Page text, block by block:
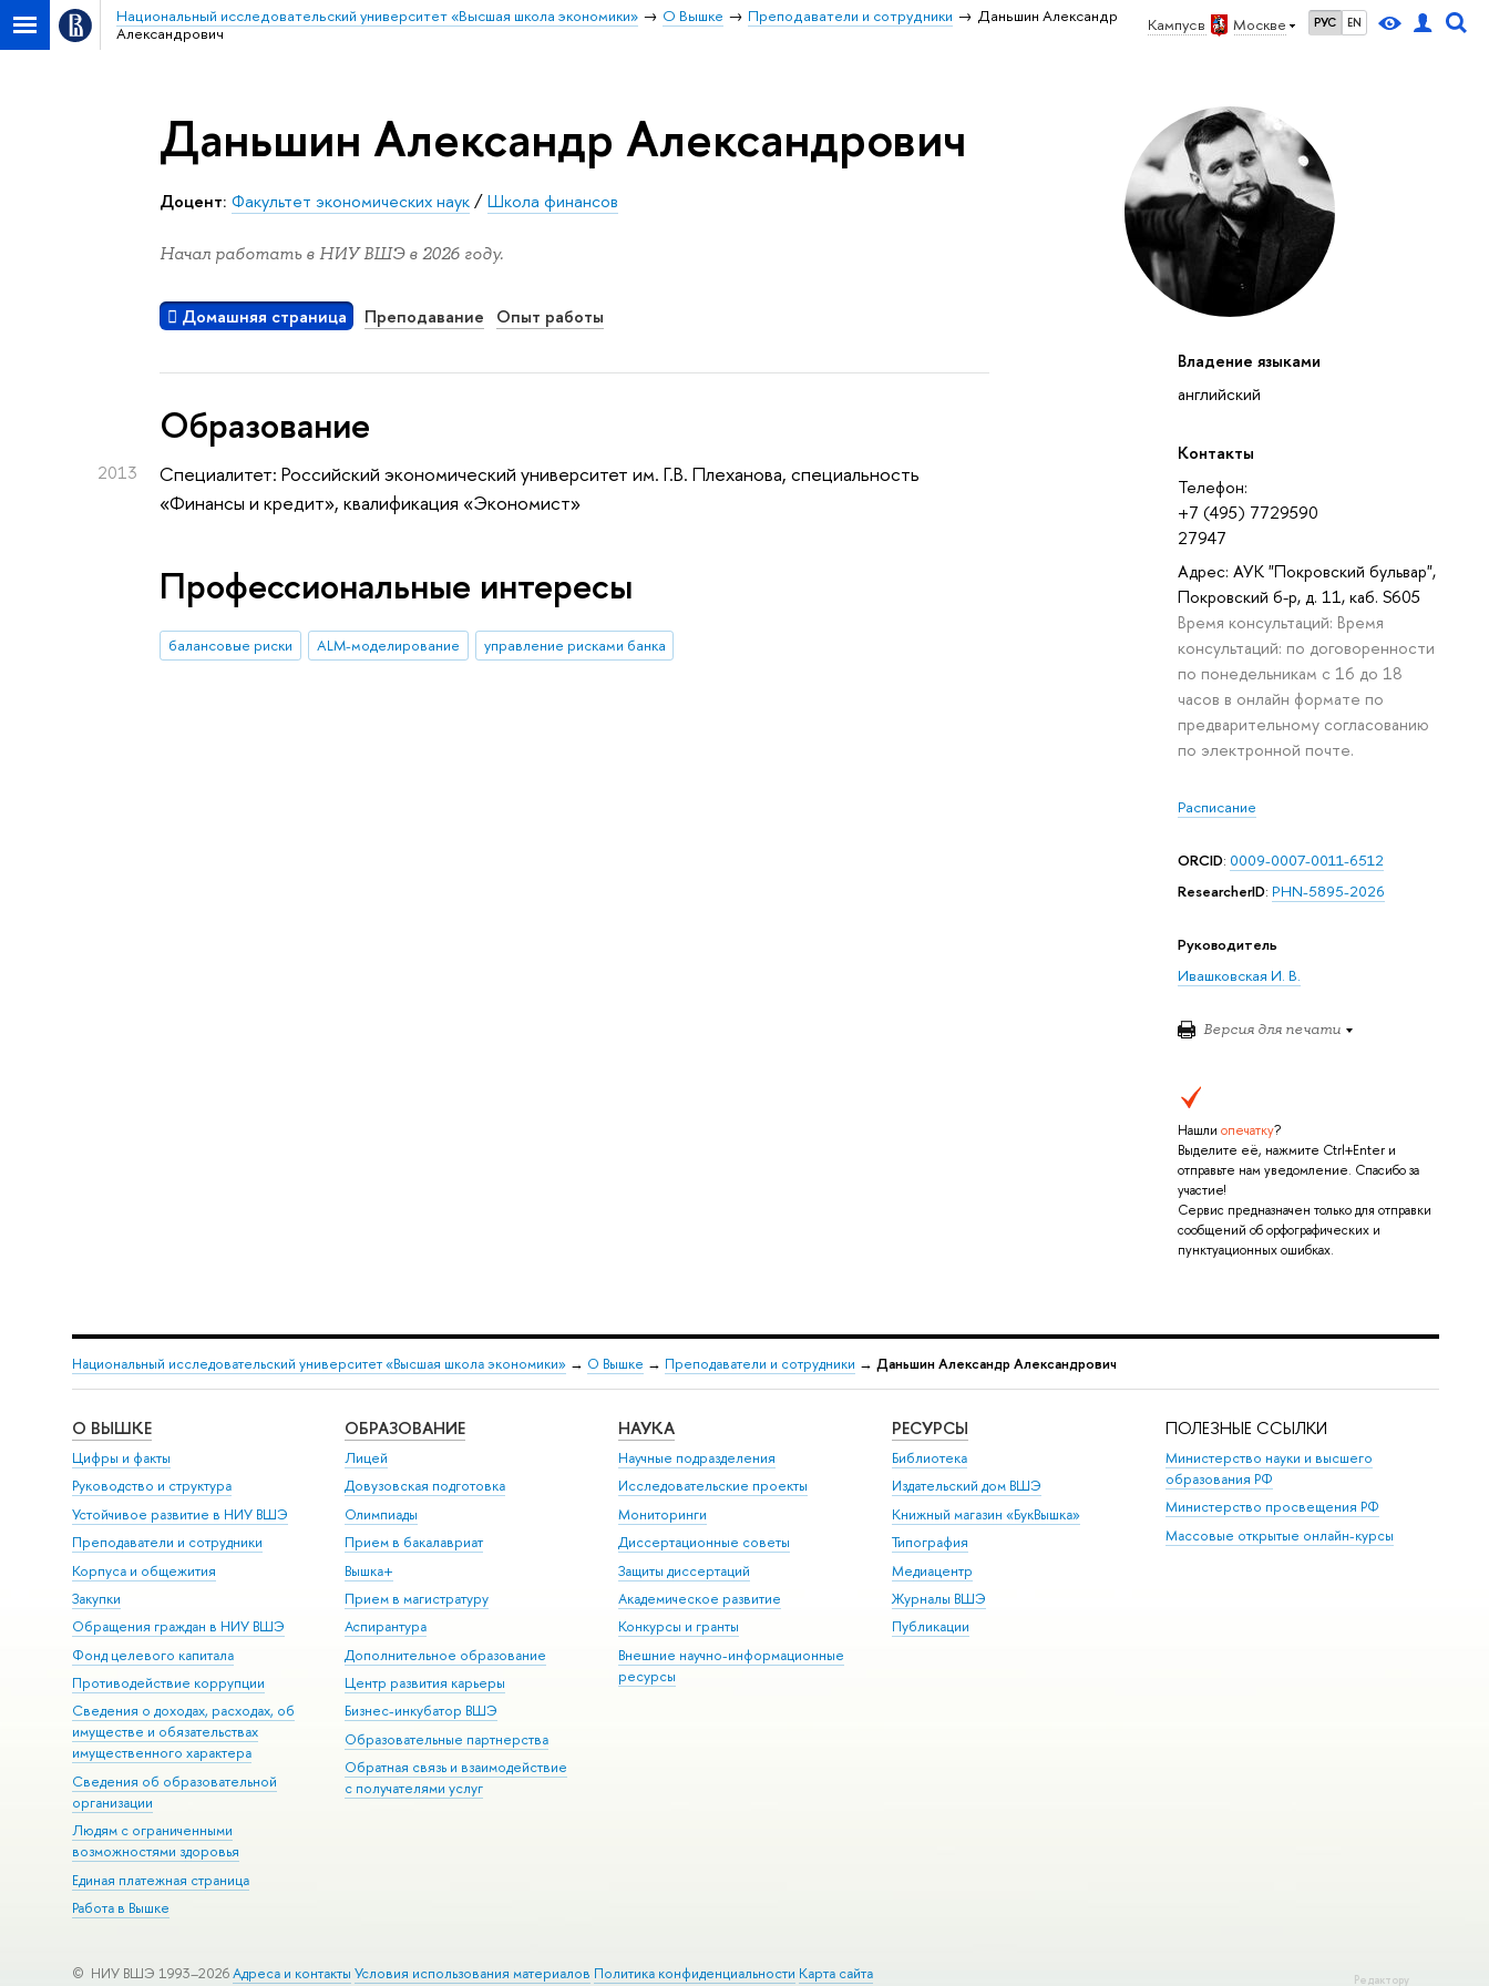
Кампус в Москве РУС EN
Национальный исследовательский университет «Высшая школа экономики» О Вышке Преподаватели и сотрудники
Даньшин Александр
Александрович
Владение языками
английский
Контакты
Телефон:
+7 (495) 7729590
27947
Адрес: АУК "Покровский бульвар",
Покровский б-р, д. 11, каб. S605
Время консультаций: Время
консультаций: по договоренности
по понедельникам с 16 до 18
часов в онлайн формате по
предварительному согласованию
по электронной почте.
Расписание
ORCID: 0009-0007-0011-6512
ResearcherID: PHN-5895-2026
Руководитель
Ивашковская И. В.
Версия для печати
Нашли опечатку?
Выделите её, нажмите Ctrl+Enter и
отправьте нам уведомление. Спасибо за
участие!
Сервис предназначен только для отправки
сообщений об орфографических и
пунктуационных ошибках.
Даньшин Александр Александрович
Доцент: Факультет экономических наук/Школа финансов
Начал работать в НИУ ВШЭ в 2026 году.
Домашняя страница Преподавание Опыт работы
Oбразование
2013
Специалитет: Российский экономический университет им. Г.В. Плеханова, специальность
«Финансы и кредит», квалификация «Экономист»
Профессиональные интересы
балансовые риски ALM-моделирование управление рисками банка
Национальный исследовательский университет «Высшая школа экономики» → О Вышке → Преподаватели и сотрудники → Даньшин Александр Александрович
О ВЫШКЕ
Цифры и факты
Руководство и структура
Устойчивое развитие в НИУ ВШЭ
Преподаватели и сотрудники
Корпуса и общежития
Закупки
Обращения граждан в НИУ ВШЭ
Фонд целевого капитала
Противодействие коррупции
Сведения о доходах, расходах, об
имуществе и обязательствах
имущественного характера
Сведения об образовательной
организации
Людям с ограниченными
возможностями здоровья
Единая платежная страница
Работа в Вышке
ОБРАЗОВАНИЕ
Лицей
Довузовская подготовка
Олимпиады
Прием в бакалавриат
Вышка+
Прием в магистратуру
Аспирантура
Дополнительное образование
Центр развития карьеры
Бизнес-инкубатор ВШЭ
Образовательные партнерства
Обратная связь и взаимодействие
с получателями услуг
НАУКА
Научные подразделения
Исследовательские проекты
Мониторинги
Диссертационные советы
Защиты диссертаций
Академическое развитие
Конкурсы и гранты
Внешние научно-информационные
ресурсы
РЕСУРСЫ
Библиотека
Издательский дом ВШЭ
Книжный магазин «БукВышка»
Типография
Медиацентр
Журналы ВШЭ
Публикации
ПОЛЕЗНЫЕ ССЫЛКИ
Министерство науки и высшего
образования РФ
Министерство просвещения РФ
Массовые открытые онлайн-курсы
Редактору
© НИУ ВШЭ 1993–2026 Адреса и контакты Условия использования материалов Политика конфиденциальности Карта сайта